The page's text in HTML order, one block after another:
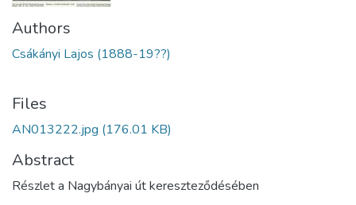
Authors
Csákányi Lajos (1888-19??)
Files
AN013222.jpg (176.01 KB)
Abstract
Részlet a Nagybányai út kereszteződésében